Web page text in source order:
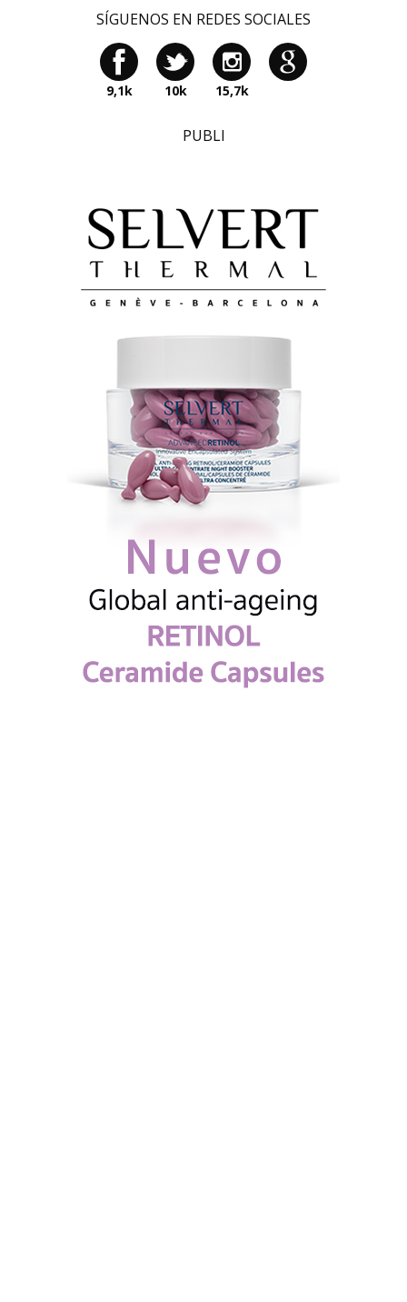
SÍGUENOS EN REDES SOCIALES
9,1k 10k 15,7k
PUBLI